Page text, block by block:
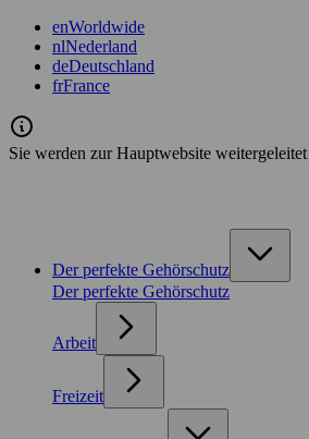
enWorldwide
nlNederland
deDeutschland
frFrance
Sie werden zur Hauptwebsite weitergeleitet
Der perfekte Gehörschutz
Der perfekte Gehörschutz
Arbeit
Freizeit